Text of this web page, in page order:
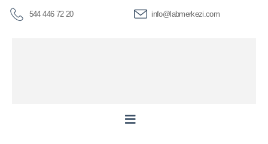
544 446 72 20 info@labmerkezi.com